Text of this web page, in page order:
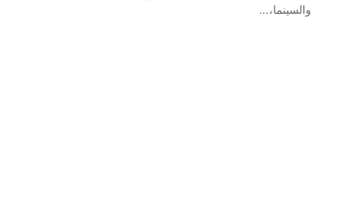
والسينما،…